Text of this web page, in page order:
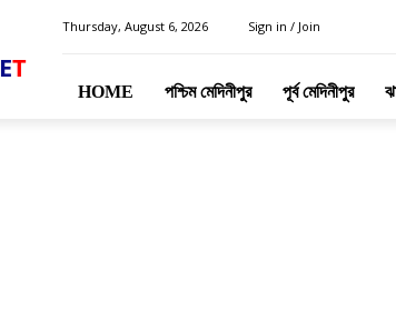
ET
Thursday, August 6, 2026 Sign in / Join
HOME পশ্চিম মেদিনীপুর পূর্ব মেদিনীপুর